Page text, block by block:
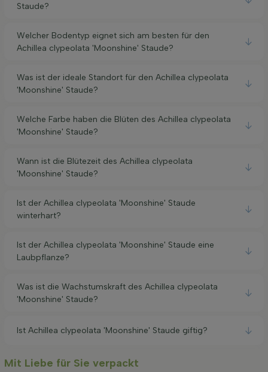
Staude?
Welcher Bodentyp eignet sich am besten für den
Achillea clypeolata 'Moonshine' Staude?
Was ist der ideale Standort für den Achillea clypeolata
'Moonshine' Staude?
Welche Farbe haben die Blüten des Achillea clypeolata
'Moonshine' Staude?
Wann ist die Blütezeit des Achillea clypeolata
'Moonshine' Staude?
Ist der Achillea clypeolata 'Moonshine' Staude
winterhart?
Ist der Achillea clypeolata 'Moonshine' Staude eine
Laubpflanze?
Was ist die Wachstumskraft des Achillea clypeolata
'Moonshine' Staude?
Ist Achillea clypeolata 'Moonshine' Staude giftig?
Mit Liebe für Sie verpackt